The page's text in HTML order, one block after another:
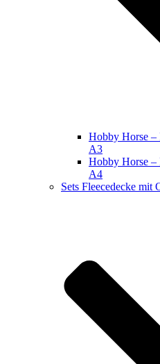
Hobby Horse –
A3
Hobby Horse –
A4
Sets Fleecedecke mit